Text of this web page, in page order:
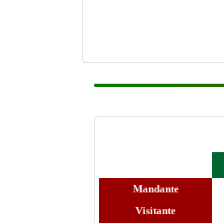
Mandante
Visitante